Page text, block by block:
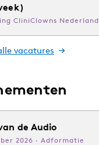
CliniClowns Nederland
vacatures
de Audio
2026 · Adformatie